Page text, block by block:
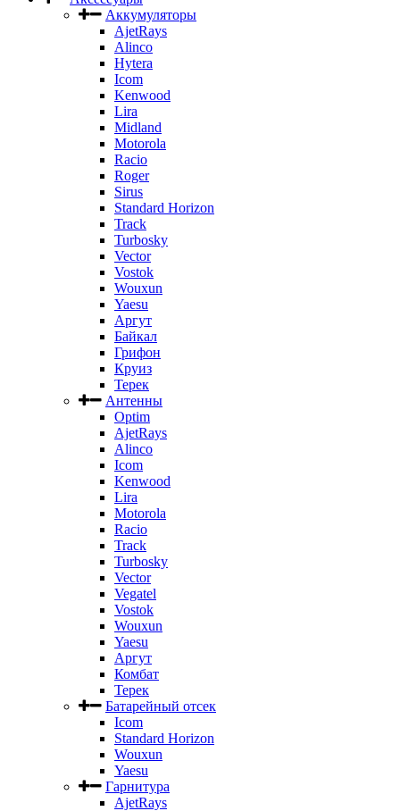
Аккумуляторы
AjetRays
Alinco
Hytera
Icom
Kenwood
Lira
Midland
Motorola
Racio
Roger
Sirus
Standard Horizon
Track
Turbosky
Vector
Vostok
Wouxun
Yaesu
Аргут
Байкал
Грифон
Круиз
Терек
Антенны
Optim
AjetRays
Alinco
Icom
Kenwood
Lira
Motorola
Racio
Track
Turbosky
Vector
Vegatel
Vostok
Wouxun
Yaesu
Аргут
Комбат
Терек
Батарейный отсек
Icom
Standard Horizon
Wouxun
Yaesu
Гарнитура
AjetRays